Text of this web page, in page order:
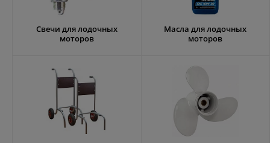
Свечи для лодочных
моторов
Масла для лодочных
моторов